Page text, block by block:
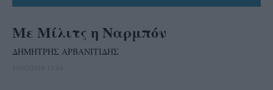
Με Μίλιτς η Ναρμπόν
ΔΗΜΗΤΡΗΣ ΑΡΒΑΝΙΤΙΔΗΣ